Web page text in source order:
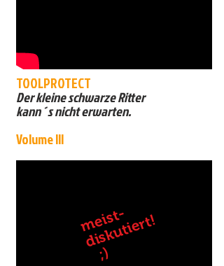
TOOLPROTECT
Der kleine schwarze Ritter
kann´s nicht erwarten.
Volume III
m
ei
s
t
-
di
s
k
u
ti
e
r
t
!
;
)